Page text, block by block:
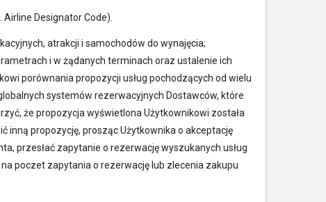
Designator Code).
atrakcji i samochodów do wynajęcia;
i w żądanych terminach oraz ustalenie ich
porównania propozycji usług pochodzących od wielu
systemów rezerwacyjnych Dostawców, które
że propozycja wyświetlona Użytkownikowi została
inną propozycję, prosząc Użytkownika o akceptację
przesłać zapytanie o rezerwację wyszukanych usług
poczet zapytania o rezerwację lub zlecenia zakupu